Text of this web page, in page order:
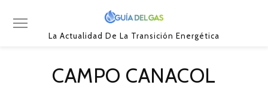
La Actualidad De La Transición Energética
CAMPO CANACOL